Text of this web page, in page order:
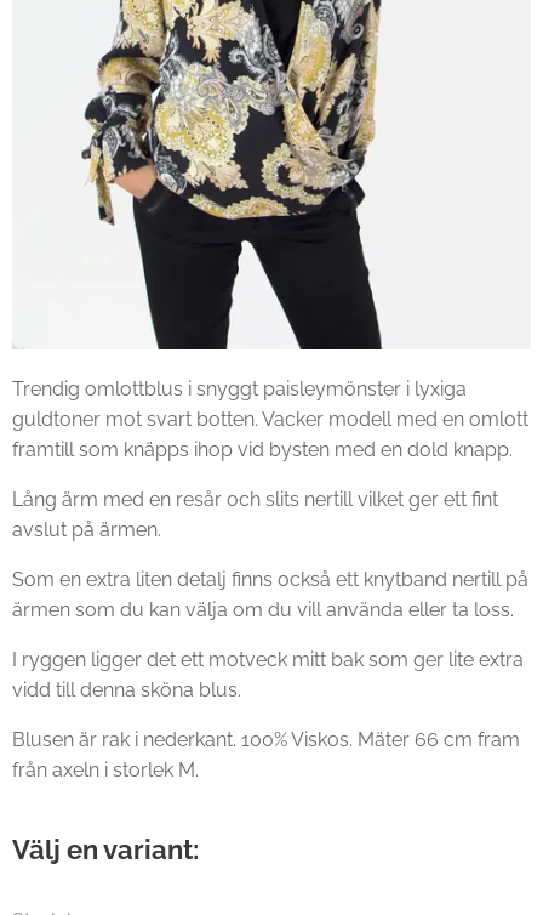
Trendig omlottblus i snyggt paisleymönster i lyxiga
guldtoner mot svart botten. Vacker modell med en omlott
framtill som knäpps ihop vid bysten med en dold knapp.
Lång ärm med en resår och slits nertill vilket ger ett fint
avslut på ärmen.
Som en extra liten detalj finns också ett knytband nertill på
ärmen som du kan välja om du vill använda eller ta loss.
I ryggen ligger det ett motveck mitt bak som ger lite extra
vidd till denna sköna blus.
Blusen är rak i nederkant. 100% Viskos. Mäter 66 cm fram
från axeln i storlek M.
Välj en variant: